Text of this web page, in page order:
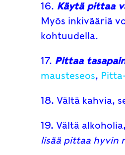
16. Käytä pittaa
Myös inkivääriä
kohtuudella.
17. Pittaa
mausteseos,
18. Vältä kahvia,
19. Vältä
lisää pittaa hyvin